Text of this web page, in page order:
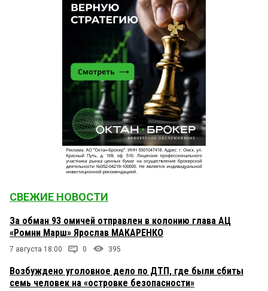
СВЕЖИЕ НОВОСТИ
За обман 93 омичей отправлен в колонию глава АЦ
«Ромни Марш» Ярослав МАКАРЕНКО
7 августа 18:00 0 395
Возбуждено уголовное дело по ДТП, где были сбиты
семь человек на «островке безопасности»